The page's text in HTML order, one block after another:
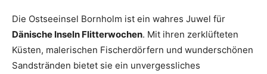
Die Ostseeinsel Bornholm ist ein wahres Juwel für
Dänische Inseln Flitterwochen. Mit ihren zerklüfteten
Küsten, malerischen Fischerdörfern und wunderschönen
Sandstränden bietet sie ein unvergessliches